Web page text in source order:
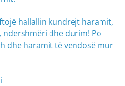
hallallin kundrejt haramit,
dhe durim! Po
dhe haramit të vendosë mur